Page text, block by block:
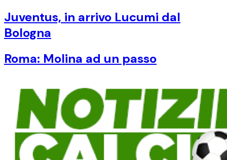
Juventus, in arrivo Lucumi dal
Bologna
Roma: Molina ad un passo